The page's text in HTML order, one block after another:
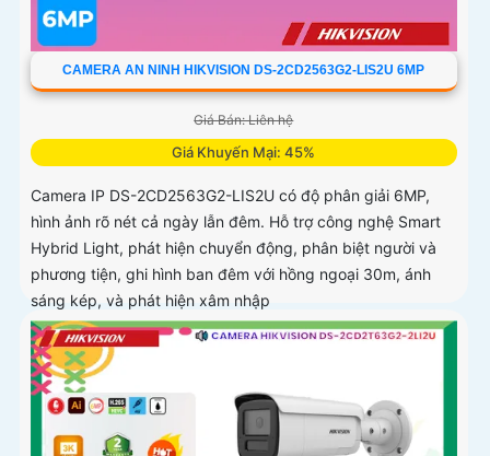
CAMERA AN NINH HIKVISION DS-2CD2563G2-LIS2U 6MP
Giá Bán: Liên hệ
Giá Khuyến Mại: 45%
Camera IP DS-2CD2563G2-LIS2U có độ phân giải 6MP,
hình ảnh rõ nét cả ngày lẫn đêm. Hỗ trợ công nghệ Smart
Hybrid Light, phát hiện chuyển động, phân biệt người và
phương tiện, ghi hình ban đêm với hồng ngoại 30m, ánh
sáng kép, và phát hiện xâm nhập